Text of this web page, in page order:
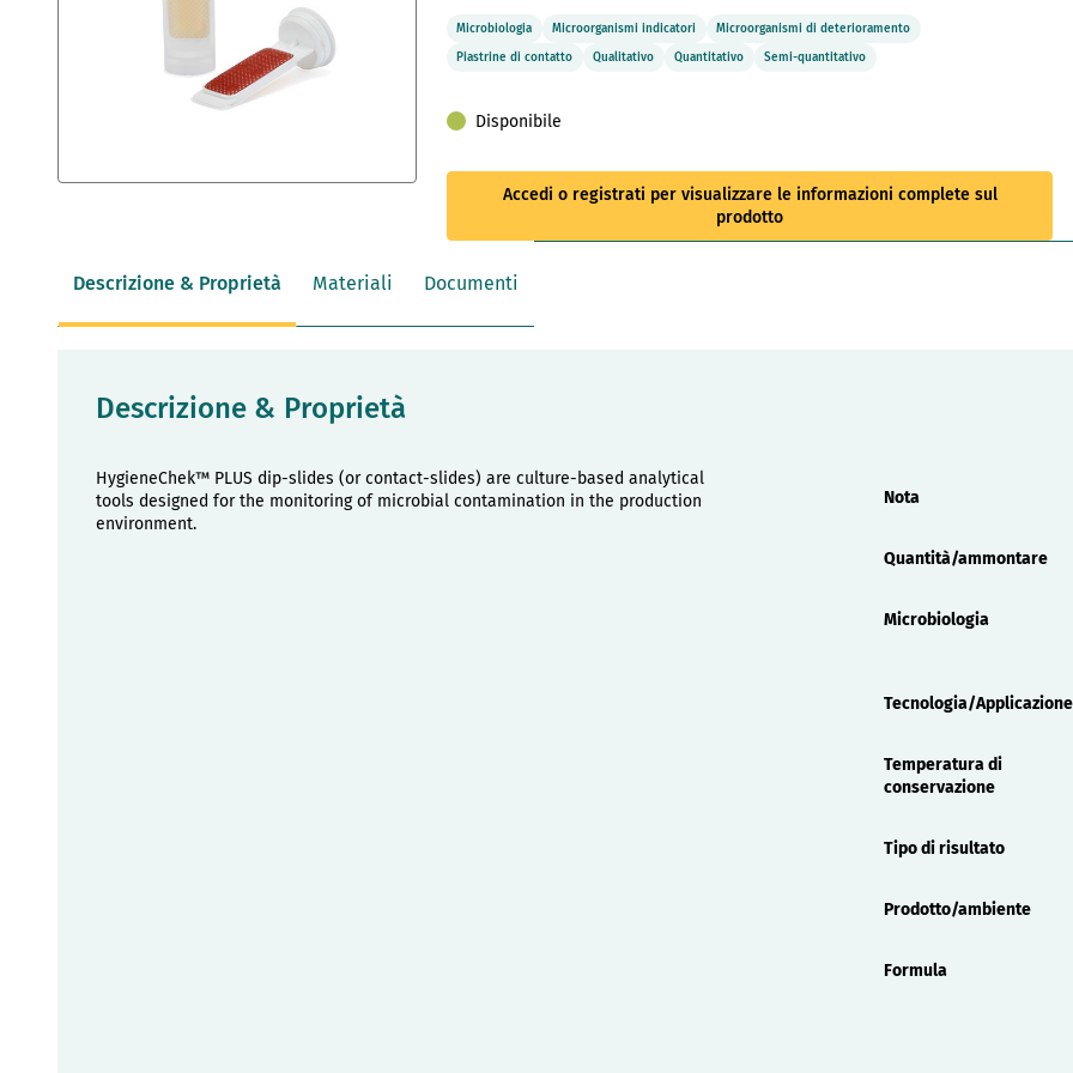
Microbiologia Microorganismi indicatori
Microorganismi di deterioramento
Piastrine di contatto
Qualitativo Quantitativo Semi-quantitativo
Disponibile
Accedi o registrati per visualizzare le informazioni complete sul
prodotto
Descrizione & Proprietà Materiali Documenti
Descrizione & Proprietà
HygieneChek™ PLUS dip-slides (or contact-slides) are culture-based analytical
tools designed for the monitoring of microbial contamination in the production
environment.
Nota
Quantità/ammontare
Microbiologia
Tecnologia/Applicazione
Temperatura di
conservazione
Tipo di risultato
Prodotto/ambiente
Formula